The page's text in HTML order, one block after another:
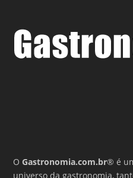
OGastronomia.com.br® é
universo da gastronomia,